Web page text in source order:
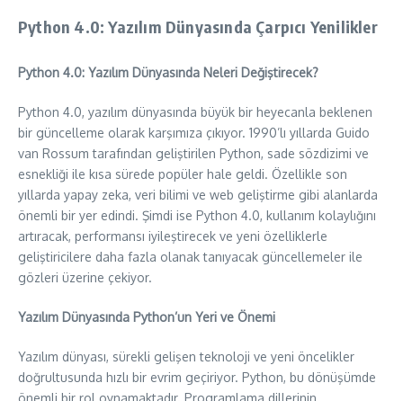
Python 4.0: Yazılım Dünyasında Çarpıcı Yenilikler
Python 4.0: Yazılım Dünyasında Neleri Değiştirecek?
Python 4.0, yazılım dünyasında büyük bir heyecanla beklenen
bir güncelleme olarak karşımıza çıkıyor. 1990’lı yıllarda Guido
van Rossum tarafından geliştirilen Python, sade sözdizimi ve
esnekliği ile kısa sürede popüler hale geldi. Özellikle son
yıllarda yapay zeka, veri bilimi ve web geliştirme gibi alanlarda
önemli bir yer edindi. Şimdi ise Python 4.0, kullanım kolaylığını
artıracak, performansı iyileştirecek ve yeni özelliklerle
geliştiricilere daha fazla olanak tanıyacak güncellemeler ile
gözleri üzerine çekiyor.
Yazılım Dünyasında Python’un Yeri ve Önemi
Yazılım dünyası, sürekli gelişen teknoloji ve yeni öncelikler
doğrultusunda hızlı bir evrim geçiriyor. Python, bu dönüşümde